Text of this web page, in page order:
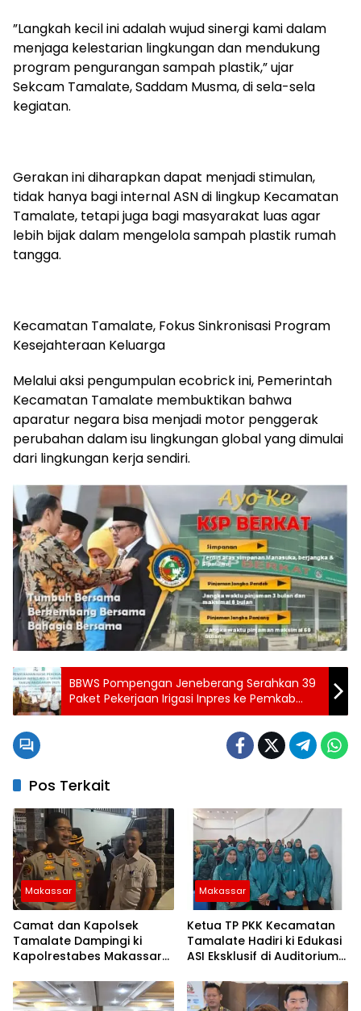
​”Langkah kecil ini adalah wujud sinergi kami dalam
menjaga kelestarian lingkungan dan mendukung
program pengurangan sampah plastik,” ujar
Sekcam Tamalate, Saddam Musma, di sela-sela
kegiatan.
​Gerakan ini diharapkan dapat menjadi stimulan,
tidak hanya bagi internal ASN di lingkup Kecamatan
Tamalate, tetapi juga bagi masyarakat luas agar
lebih bijak dalam mengelola sampah plastik rumah
tangga.
Kecamatan Tamalate, Fokus Sinkronisasi Program
Kesejahteraan Keluarga
​Melalui aksi pengumpulan ecobrick ini, Pemerintah
Kecamatan Tamalate membuktikan bahwa
aparatur negara bisa menjadi motor penggerak
perubahan dalam isu lingkungan global yang dimulai
dari lingkungan kerja sendiri.
BBWS Pompengan Jeneberang Serahkan 39
Paket Pekerjaan Irigasi Inpres ke Pemkab
Sinjai
Pos Terkait
Makassar
Camat dan Kapolsek
Tamalate Dampingi ki
Kapolrestabes Makassar
Sembako di Bontoduri
Makassar
Ketua TP PKK Kecamatan
Tamalate Hadiri ki Edukasi
ASI Eksklusif di Auditorium